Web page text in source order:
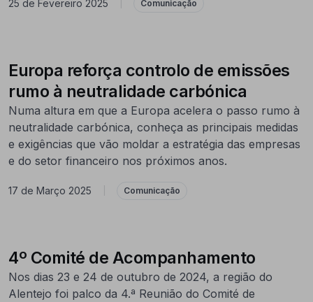
25 de Fevereiro 2025 Comunicação
Europa reforça controlo de emissões
rumo à neutralidade carbónica
Numa altura em que a Europa acelera o passo rumo à
neutralidade carbónica, conheça as principais medidas
e exigências que vão moldar a estratégia das empresas
e do setor financeiro nos próximos anos.
17 de Março 2025 Comunicação
4º Comité de Acompanhamento
Nos dias 23 e 24 de outubro de 2024, a região do
Alentejo foi palco da 4.ª Reunião do Comité de